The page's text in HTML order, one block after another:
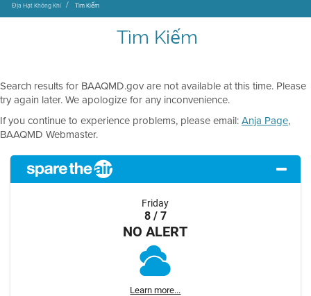
Địa Hạt Không Khí Tìm Kiếm
Tìm Kiếm
Search results for BAAQMD.gov are not available at this time. Please
try again later. We apologize for any inconvenience.
If you continue to experience problems, please email:Anja Page,
BAAQMD Webmaster.
Friday
8 / 7
NO ALERT
Learn more...